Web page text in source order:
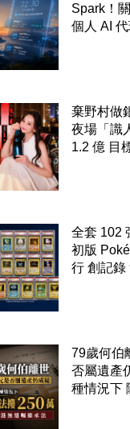
Spark！
個人 AI
棄野村做
夜場「識
1.2 億 目
全套 102
初版
行 創記錄
79歲何伯
否屬遺產
種情況下